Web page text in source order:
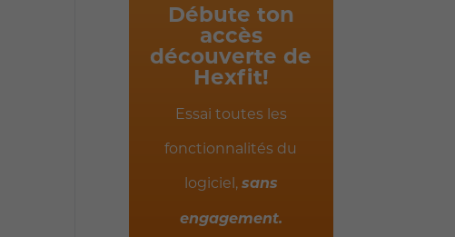
Débute ton
accès
découverte de
Hexfit!
Essai toutes les
fonctionnalités du
logiciel, sans
engagement.